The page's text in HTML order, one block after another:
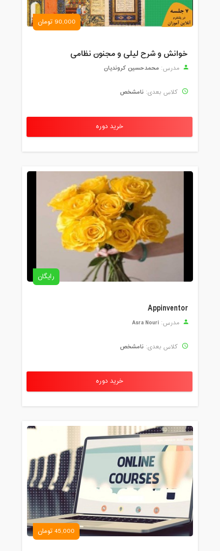
90,000 تومان
خوانش و شرح لیلی و مجنون نظامی
مدرس: محمدحسین کروندیان
کلاس بعدی: نامشخص
خرید دوره
رایگان
Appinventor
مدرس: Asra Nouri
کلاس بعدی: نامشخص
خرید دوره
45,000 تومان